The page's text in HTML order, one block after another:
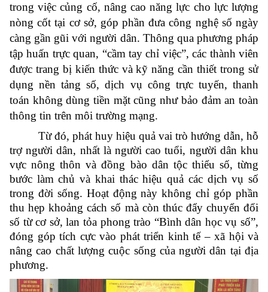
trong việc củng cố, nâng cao năng lực cho lực lượng
nòng cốt tại cơ sở, góp phần đưa công nghệ số ngày
càng gần gũi với người dân. Thông qua phương pháp
tập huấn trực quan, “cầm tay chỉ việc”, các thành viên
được trang bị kiến thức và kỹ năng cần thiết trong sử
dụng nền tảng số, dịch vụ công trực tuyến, thanh
toán không dùng tiền mặt cũng như bảo đảm an toàn
thông tin trên môi trường mạng.
Từ đó, phát huy hiệu quả vai trò hướng dẫn, hỗ
trợ người dân, nhất là người cao tuổi, người dân khu
vực nông thôn và đồng bào dân tộc thiểu số, từng
bước làm chủ và khai thác hiệu quả các dịch vụ số
trong đời sống. Hoạt động này không chỉ góp phần
thu hẹp khoảng cách số mà còn thúc đẩy chuyển đổi
số từ cơ sở, lan tỏa phong trào “Bình dân học vụ số”,
đóng góp tích cực vào phát triển kinh tế – xã hội và
nâng cao chất lượng cuộc sống của người dân tại địa
phương.